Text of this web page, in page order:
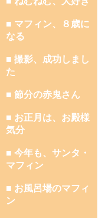
■ マフィン、８歳に
なる
■ 撮影、成功しまし
た
■ 節分の赤鬼さん
■ お正月は、お殿様
気分
■ 今年も、サンタ・
マフィン
■ お風呂場のマフィ
ン